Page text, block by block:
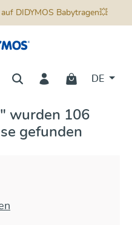
Euro 📦
DIDYMOS Babytragen💥
DE
wurden 106
gefunden